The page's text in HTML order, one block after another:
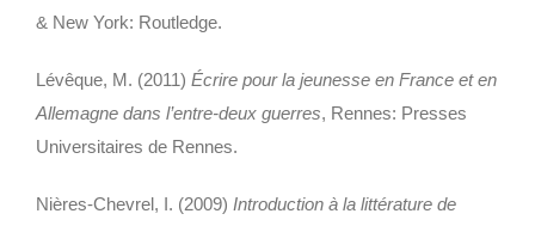
& New York: Routledge.
Lévêque, M. (2011) Écrire pour la jeunesse en France et en
Allemagne dans l’entre-deux guerres, Rennes: Presses
Universitaires de Rennes.
Nières-Chevrel, I. (2009) Introduction à la littérature de